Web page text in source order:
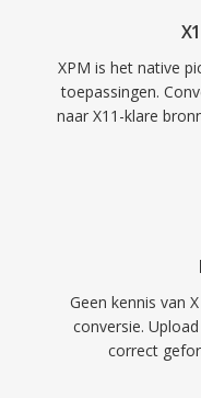
XPM is het native
toepassingen.
naar X11-klare
Geen kennis van
conversie.
correct